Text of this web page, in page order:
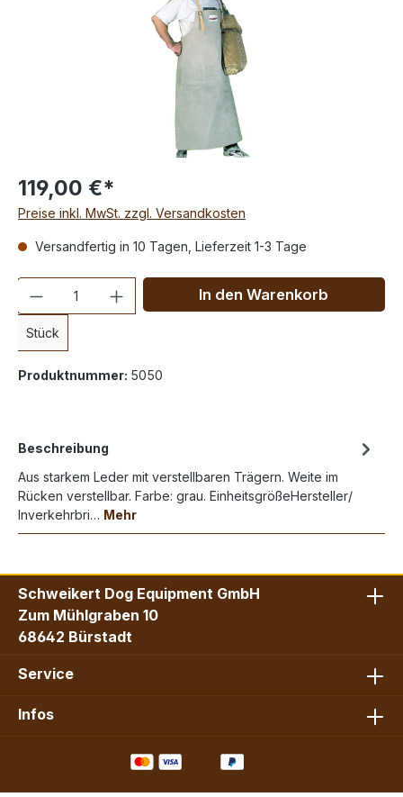
119,00 €*
Preise inkl. MwSt. zzgl. Versandkosten
Versandfertig in 10 Tagen, Lieferzeit 1-3 Tage
Anzahl
Stück
In den Warenkorb
Produktnummer: 5050
Beschreibung
Aus starkem Leder mit verstellbaren Trägern. Weite im
Rücken verstellbar. Farbe: grau. EinheitsgrößeHersteller/
Inverkehrbri… Mehr
Schweikert Dog Equipment GmbH
Zum Mühlgraben 10
68642 Bürstadt
Service
Infos